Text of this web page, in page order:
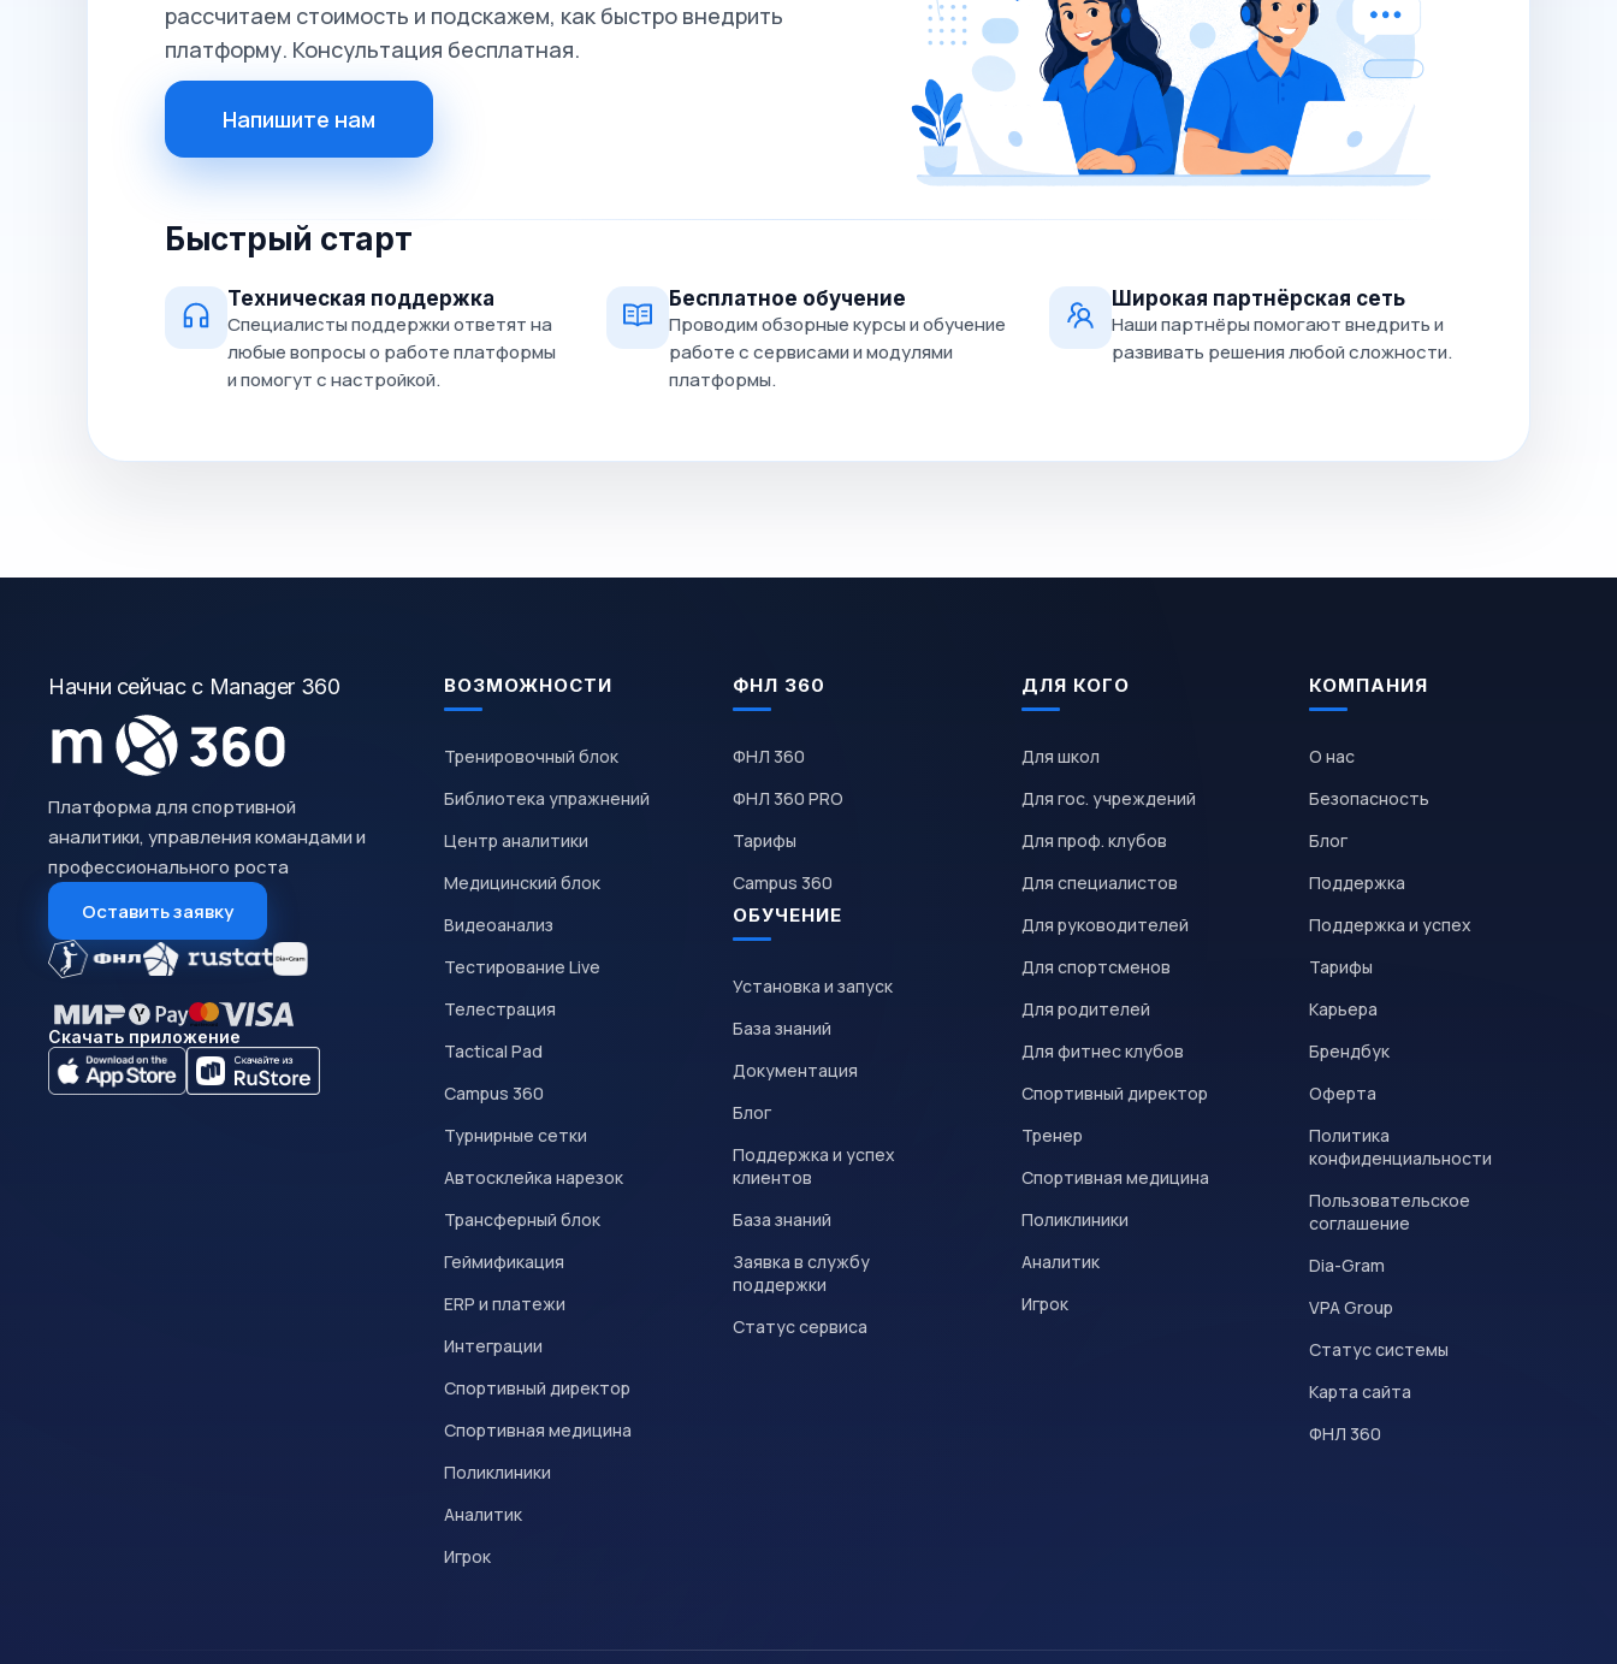
рассчитаем стоимость и подскажем, как быстро внедрить
платформу. Консультация бесплатная.
Напишите нам
Быстрый старт
Техническая поддержка
Специалисты поддержки ответят на
любые вопросы о работе платформы
и помогут с настройкой.
Бесплатное обучение
Проводим обзорные курсы и обучение
работе с сервисами и модулями
платформы.
Широкая партнёрская сеть
Наши партнёры помогают внедрить и
развивать решения любой сложности.
Начни сейчас с Manager 360
Платформа для спортивной
аналитики, управления командами и
профессионального роста
Оставить заявку
Скачать приложение
ВОЗМОЖНОСТИ
Тренировочный блок
Библиотека упражнений
Центр аналитики
Медицинский блок
Видеоанализ
Тестирование Live
Телестрация
Tactical Pad
Campus 360
Турнирные сетки
Автосклейка нарезок
Трансферный блок
Геймификация
ERP и платежи
Интеграции
Спортивный директор
Спортивная медицина
Поликлиники
Аналитик
Игрок
ФНЛ 360
ФНЛ 360
ФНЛ 360 PRO
Тарифы
Campus 360
ОБУЧЕНИЕ
Установка и запуск
База знаний
Документация
Блог
Поддержка и успех
клиентов
База знаний
Заявка в службу
поддержки
Статус сервиса
ДЛЯ КОГО
Для школ
Для гос. учреждений
Для проф. клубов
Для специалистов
Для руководителей
Для спортсменов
Для родителей
Для фитнес клубов
Спортивный директор
Тренер
Спортивная медицина
Поликлиники
Аналитик
Игрок
КОМПАНИЯ
О нас
Безопасность
Блог
Поддержка
Поддержка и успех
Тарифы
Карьера
Брендбук
Оферта
Политика
конфиденциальности
Пользовательское
соглашение
Dia-Gram
VPA Group
Статус системы
Карта сайта
ФНЛ 360